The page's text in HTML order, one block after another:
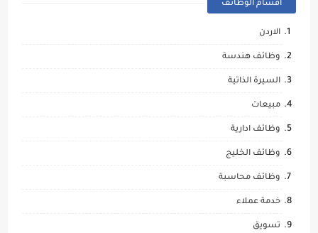
اقسام الوظائف
الاردن
وظائف هندسة
السيرة الذاتية
مبيعات
وظائف ادارية
وظائف الخليج
وظائف محاسبة
خدمة عملاء
تسويق